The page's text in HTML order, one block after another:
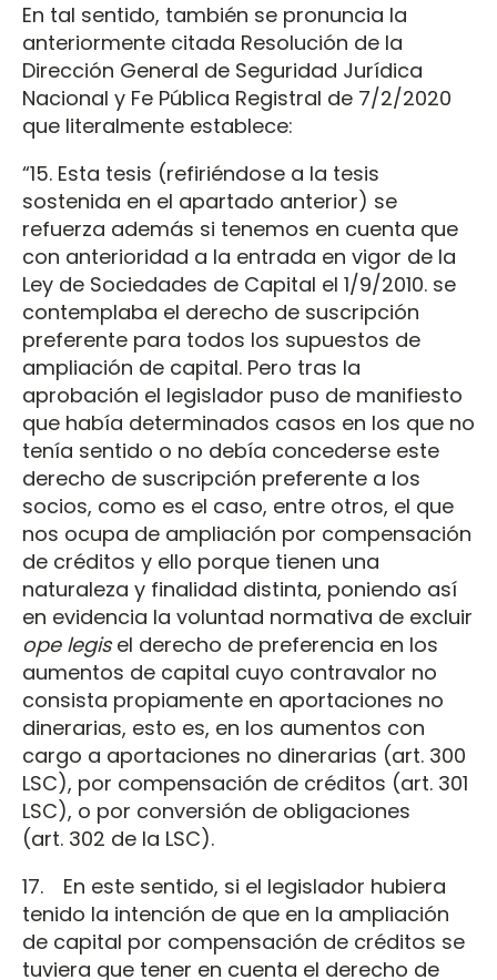
En tal sentido, también se pronuncia la
anteriormente citada Resolución de la
Dirección General de Seguridad Jurídica
Nacional y Fe Pública Registral de 7/2/2020
que literalmente establece:
“15. Esta tesis (refiriéndose a la tesis
sostenida en el apartado anterior) se
refuerza además si tenemos en cuenta que
con anterioridad a la entrada en vigor de la
Ley de Sociedades de Capital el 1/9/2010. se
contemplaba el derecho de suscripción
preferente para todos los supuestos de
ampliación de capital. Pero tras la
aprobación el legislador puso de manifiesto
que había determinados casos en los que no
tenía sentido o no debía concederse este
derecho de suscripción preferente a los
socios, como es el caso, entre otros, el que
nos ocupa de ampliación por compensación
de créditos y ello porque tienen una
naturaleza y finalidad distinta, poniendo así
en evidencia la voluntad normativa de excluir
ope legisel derecho de preferencia en los
aumentos de capital cuyo contravalor no
consista propiamente en aportaciones no
dinerarias, esto es, en los aumentos con
cargo a aportaciones no dinerarias (art. 300
LSC), por compensación de créditos (art. 301
LSC), o por conversión de obligaciones
(art. 302 de la LSC).
17. En este sentido, si el legislador hubiera
tenido la intención de que en la ampliación
de capital por compensación de créditos se
tuviera que tener en cuenta el derecho de